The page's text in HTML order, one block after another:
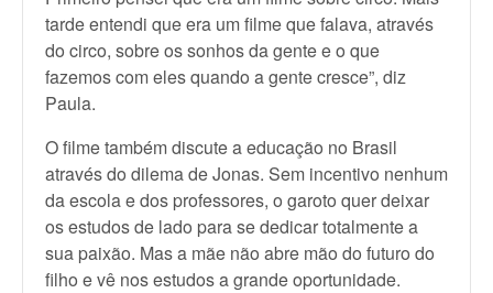
tarde entendi que era um filme que falava, através
do circo, sobre os sonhos da gente e o que
fazemos com eles quando a gente cresce”, diz
Paula.
O filme também discute a educação no Brasil
através do dilema de Jonas. Sem incentivo nenhum
da escola e dos professores, o garoto quer deixar
os estudos de lado para se dedicar totalmente a
sua paixão. Mas a mãe não abre mão do futuro do
filho e vê nos estudos a grande oportunidade.